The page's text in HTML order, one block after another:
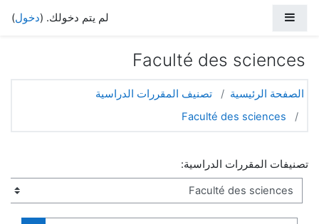
لم يتم دخولك. (دخول)
Faculté des sciences
الصفحة الرئيسية
تصنيف المقررات الدراسية
Faculté des sciences
تصنيفات المقررات الدراسية: